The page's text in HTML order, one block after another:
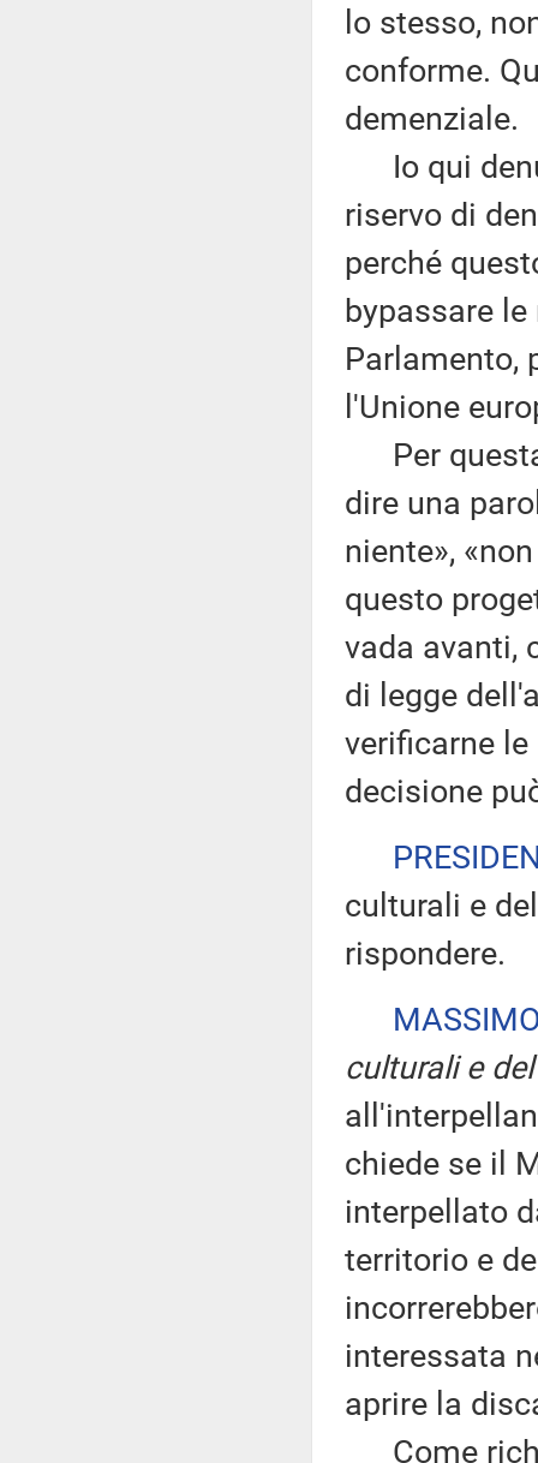
lo stesso,
conforme.
demenziale.
Io qui
riservo di
perché
bypassare le
Parlamento,
l'Unione
Per questa
dire una
niente»,
questo
vada avanti,
di legge
verificarne
decisione
culturali e
rispondere.
culturali e
chiede se il
interpellato
territorio e
interessata
aprire la
Come